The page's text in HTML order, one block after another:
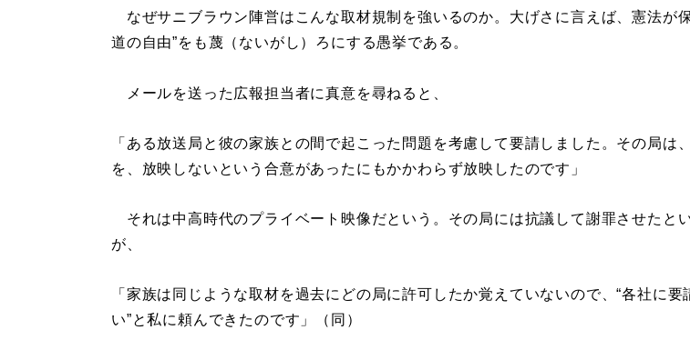
なぜサニブラウン陣営はこんな取材規制を強いるのか。大げさに言えば、憲法が
道の自由”をも蔑（ないがし）ろにする愚挙である。
メールを送った広報担当者に真意を尋ねると、
「ある放送局と彼の家族との間で起こった問題を考慮して要請しました。その局は
を、放映しないという合意があったにもかかわらず放映したのです」
それは中高時代のプライベート映像だという。その局には抗議して謝罪させたと
が、
「家族は同じような取材を過去にどの局に許可したか覚えていないので、“各社に要
い”と私に頼んできたのです」（同）